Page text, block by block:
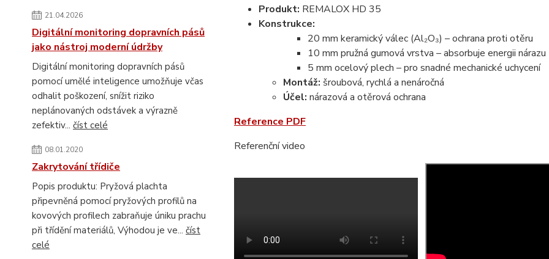
21.04.2026
Digitální monitoring dopravních pásů
jako nástroj moderní údržby
Digitální monitoring dopravních pásů
pomocí umělé inteligence umožňuje včas
odhalit poškození, snížit riziko
neplánovaných odstávek a výrazně
zefektiv... číst celé
08.01.2020
Zakrytování třídiče
Popis produktu: Pryžová plachta
připevněná pomocí pryžových profilů na
kovových profilech zabraňuje úniku prachu
při třídění materiálů, Výhodou je ve... číst
celé
Produkt: REMALOX HD 35
Konstrukce:
20 mm keramický válec (Al₂O₃) – ochrana proti otěru
10 mm pružná gumová vrstva – absorbuje energii nárazu
5 mm ocelový plech – pro snadné mechanické uchycení
Montáž: šroubová, rychlá a nenáročná
Účel: nárazová a otěrová ochrana
Reference PDF
Referenční video